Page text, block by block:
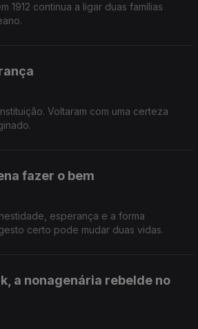
1912 continua a ligar duas famílias
Voltaram com uma certeza
fazer o bem
esperança e a forma
certo pode mudar duas vidas.
a nonagenária rebelde no